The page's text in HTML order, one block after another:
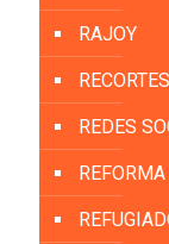
RAJOY
RECORTES
REDES